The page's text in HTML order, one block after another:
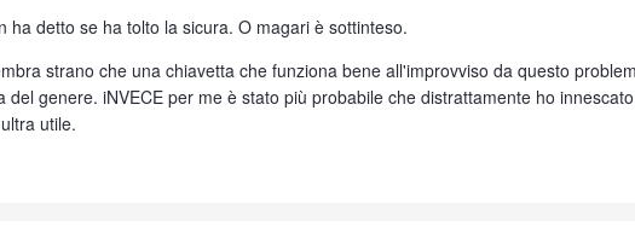
ha detto se ha tolto la sicura. O magari è sottinteso.
strano che una chiavetta che funziona bene all'improvviso da questo
del genere. iNVECE per me è stato più probabile che distrattamente ho
utile.